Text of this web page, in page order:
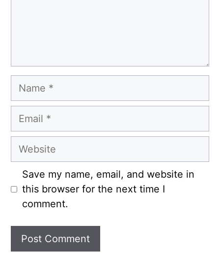
Name
Email
Website
Save my name, email, and website in
this browser for the next time I
comment.